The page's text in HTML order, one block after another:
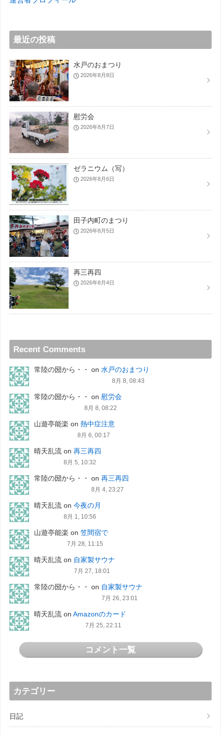
最近の投稿
水戸のおまつり
2026年8月8日
慰労会
2026年8月7日
ゼラニウム（写）
2026年8月6日
田子内町のまつり
2026年8月5日
再三再四
2026年8月4日
Recent Comments
常陸の圀から・・ on 水戸のおまつり
8月 8, 08:43
常陸の圀から・・ on 慰労会
8月 8, 08:22
山遊亭能楽 on 熱中症注意
8月 6, 00:17
晴天乱流on 再三再四
8月 5, 10:32
常陸の圀から・・ on 再三再四
8月 4, 23:27
晴天乱流on 今夜の月
8月 1, 10:56
山遊亭能楽 on 笠間宿で
7月 28, 11:15
晴天乱流on 自家製サウナ
7月 27, 18:01
常陸の圀から・・ on 自家製サウナ
7月 26, 23:01
晴天乱流on Amazonのカード
7月 25, 22:11
コメント一覧
カテゴリー
日記